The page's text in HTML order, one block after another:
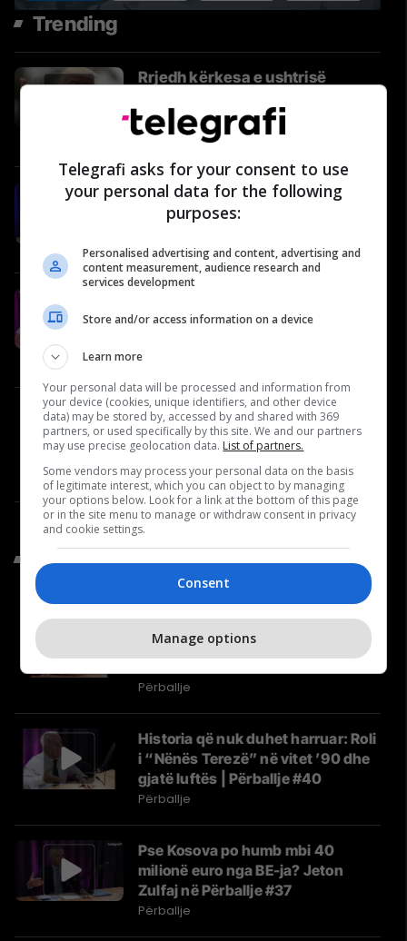
Trending
Rrjedh kërkesa e ushtrisë
reja dhe jokonvencionale” për ta
ndëshkuar Iranin
Amerika
#82: Shëndeti në rend të parë –
Ymer Durmishi, kirurg abdominal
Marmullaku - Nga gazetaria në
Year
Video
Çfarë po ndodh në LDK? Berim
Ramosaj për Abdixhikun dhe
përplasjet në parti | Përballje
#39
Përballje
Të Fundit nga Përballje
A është Kosova ende prioritet në
Washington? – Mulliqi i
Përballje #41
Përballje
Historia që nuk duhet harruar: Roli
i “Nënës Terezë” në vitet ’90 dhe
gjatë luftës | Përballje #40
Përballje
Pse Kosova po humb mbi 40
milionë euro nga BE-ja? Jeton
Zulfaj në Përballje #37
Përballje
Telegrafi asks for your consent to use
your personal data for the following
purposes:
Personalised advertising and content, advertising and
content measurement, audience research and
services development
Store and/or access information on a device
Learn more
Your personal data will be processed and information from
your device (cookies, unique identifiers, and other device
data) may be stored by, accessed by and shared with 369
partners, or used specifically by this site. We and our partners
may use precise geolocation data. List of partners.
Some vendors may process your personal data on the basis
of legitimate interest, which you can object to by managing
your options below. Look for a link at the bottom of this page
or in the site menu to manage or withdraw consent in privacy
and cookie settings.
Consent
Manage options